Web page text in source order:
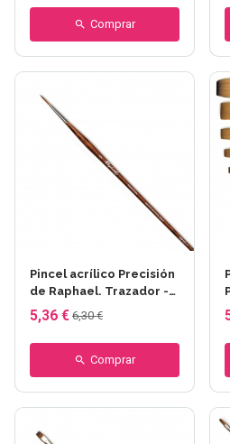
Comprar
Pincel acrílico Precisión
de Raphael. Trazador -
Serie 8910
5,36 € 6,30 €
Comprar